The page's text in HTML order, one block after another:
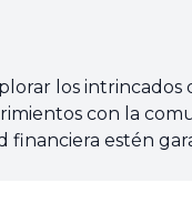
los intrincados
con la
estén